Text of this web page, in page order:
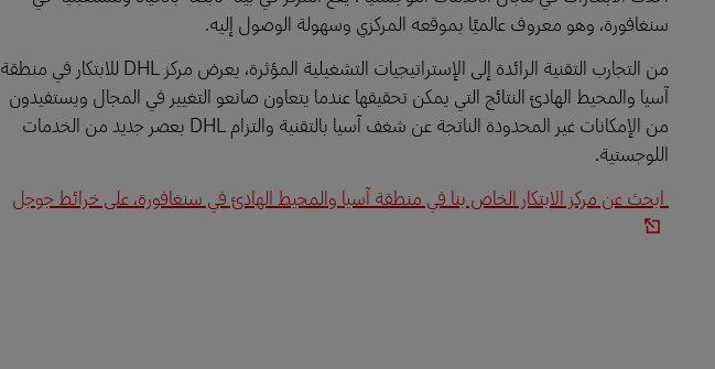
تعرَّف على البوابات
سنغافورة، وهو معروف عالميًا بموقعه المركزي وسهولة الوصول إليه.
من التجارب التقنية الرائدة إلى الإستراتيجيات التشغيلية المؤثرة، يعرض مركز DHL للابتكار في منطقة
آسيا والمحيط الهادئ النتائج التي يمكن تحقيقها عندما يتعاون صانعو التغيير في المجال ويستفيدون
من الإمكانات غير المحدودة الناتجة عن شغف آسيا بالتقنية والتزام DHL بعصر جديد من الخدمات
اللوجستية.
ابحث عن مركز الابتكار الخاص بنا في منطقة آسيا والمحيط الهادئ في سنغافورة، على خرائط جوجل